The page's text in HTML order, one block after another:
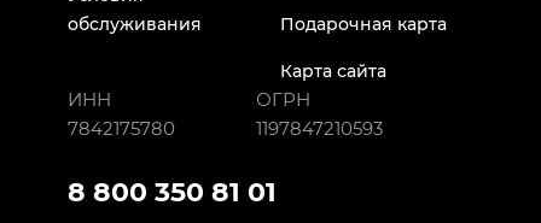
обслуживания
Подарочная карта
Карта сайта
ИНН
7842175780
ОГРН
1197847210593
8 800 350 81 01